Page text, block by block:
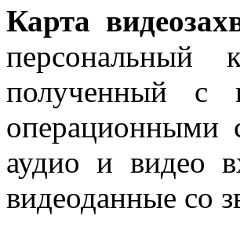
Карта
персональный
полученный с
операционными
аудио и видео
видеоданные со